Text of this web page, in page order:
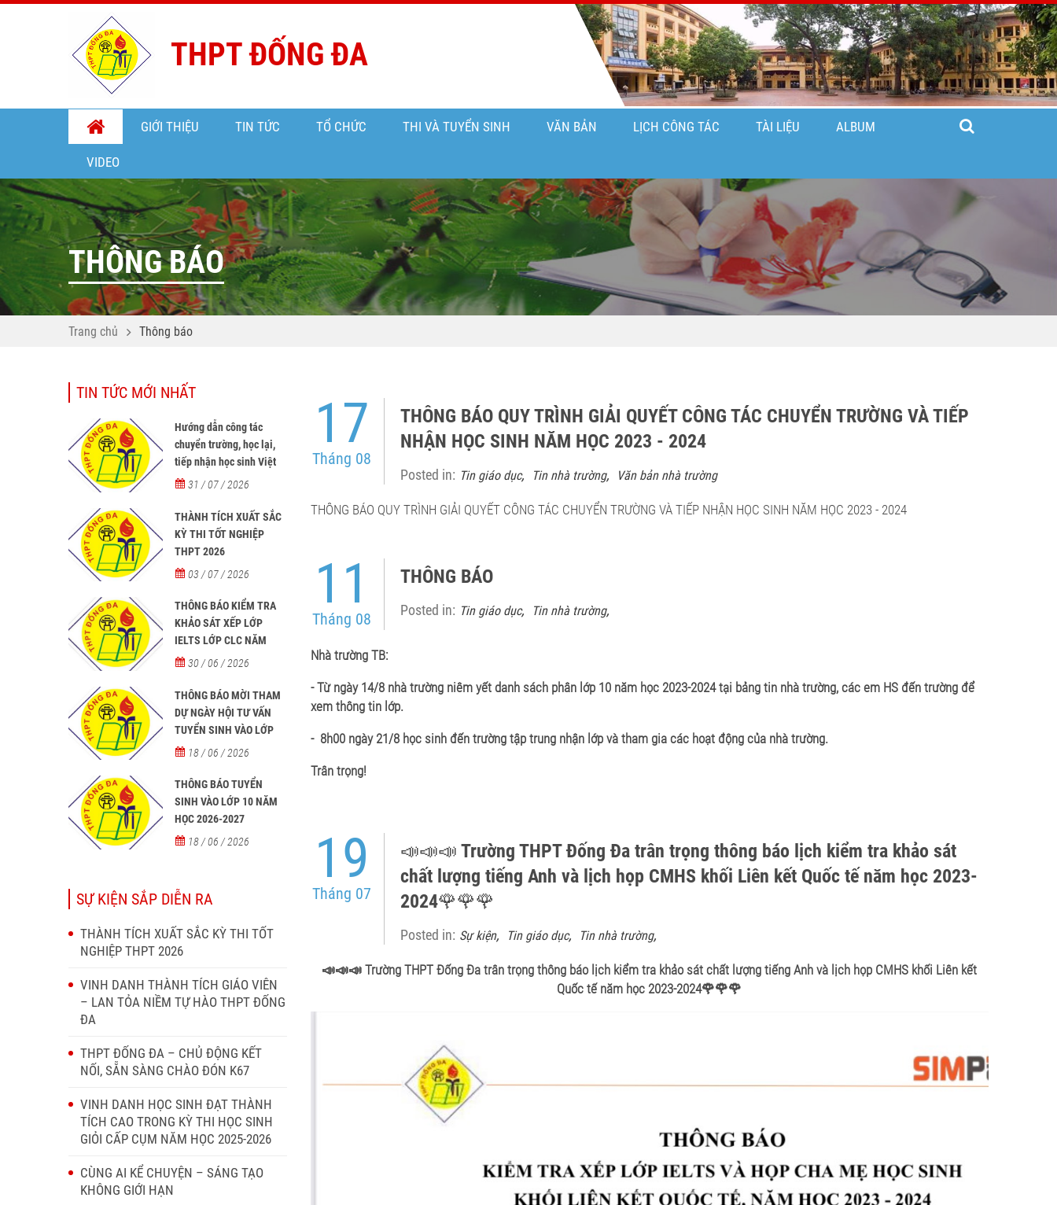
THPT ĐỐNG ĐA
GIỚI THIỆU TIN TỨC TỔ CHỨC THI VÀ TUYỂN SINH VĂN BẢN LỊCH CÔNG TÁC TÀI LIỆU ALBUM
VIDEO
THÔNG BÁO
Trang chủ Thông báo
TIN TỨC MỚI NHẤT
Hướng dẫn công tác
chuyển trường, học lại,
tiếp nhận học sinh Việt
Nam về nước, tiếp nhận
ngoài học tại các trường
từ năm học 2026-2027
31 / 07 / 2026
THÀNH TÍCH XUẤT SẮC
KỲ THI TỐT NGHIỆP
THPT 2026
03 / 07 / 2026
THÔNG BÁO KIỂM TRA
KHẢO SÁT XẾP LỚP
IELTS LỚP CLC NĂM
HỌC 2026 - 2027
30 / 06 / 2026
THÔNG BÁO MỜI THAM
DỰ NGÀY HỘI TƯ VẤN
TUYỂN SINH VÀO LỚP
10 NĂM HỌC 2026–2027
18 / 06 / 2026
THÔNG BÁO TUYỂN
SINH VÀO LỚP 10 NĂM
HỌC 2026-2027
18 / 06 / 2026
SỰ KIỆN SẮP DIỄN RA
THÀNH TÍCH XUẤT SẮC KỲ THI TỐT
NGHIỆP THPT 2026
VINH DANH THÀNH TÍCH GIÁO VIÊN
– LAN TỎA NIỀM TỰ HÀO THPT ĐỐNG
ĐA
THPT ĐỐNG ĐA – CHỦ ĐỘNG KẾT
NỐI, SẴN SÀNG CHÀO ĐÓN K67
VINH DANH HỌC SINH ĐẠT THÀNH
TÍCH CAO TRONG KỲ THI HỌC SINH
GIỎI CẤP CỤM NĂM HỌC 2025-2026
CÙNG AI KỂ CHUYỆN – SÁNG TẠO
KHÔNG GIỚI HẠN
17
Tháng 08
THÔNG BÁO QUY TRÌNH GIẢI QUYẾT CÔNG TÁC CHUYỂN TRƯỜNG VÀ TIẾP
NHẬN HỌC SINH NĂM HỌC 2023 - 2024
Posted in: Tin giáo dục, Tin nhà trường, Văn bản nhà trường
THÔNG BÁO QUY TRÌNH GIẢI QUYẾT CÔNG TÁC CHUYỂN TRƯỜNG VÀ TIẾP NHẬN HỌC SINH NĂM HỌC 2023 - 2024
11
Tháng 08
THÔNG BÁO
Posted in: Tin giáo dục, Tin nhà trường,
Nhà trường TB:
- Từ ngày 14/8 nhà trường niêm yết danh sách phân lớp 10 năm học 2023-2024 tại bảng tin nhà trường, các em HS đến trường để
xem thông tin lớp.
- 8h00 ngày 21/8 học sinh đến trường tập trung nhận lớp và tham gia các hoạt động của nhà trường.
Trân trọng!
19
Tháng 07
📣📣📣 Trường THPT Đống Đa trân trọng thông báo lịch kiểm tra khảo sát
chất lượng tiếng Anh và lịch họp CMHS khối Liên kết Quốc tế năm học 2023-
2024🌹🌹🌹
Posted in: Sự kiện, Tin giáo dục, Tin nhà trường,
📣📣📣 Trường THPT Đống Đa trân trọng thông báo lịch kiểm tra khảo sát chất lượng tiếng Anh và lịch họp CMHS khối Liên kết
Quốc tế năm học 2023-2024🌹🌹🌹